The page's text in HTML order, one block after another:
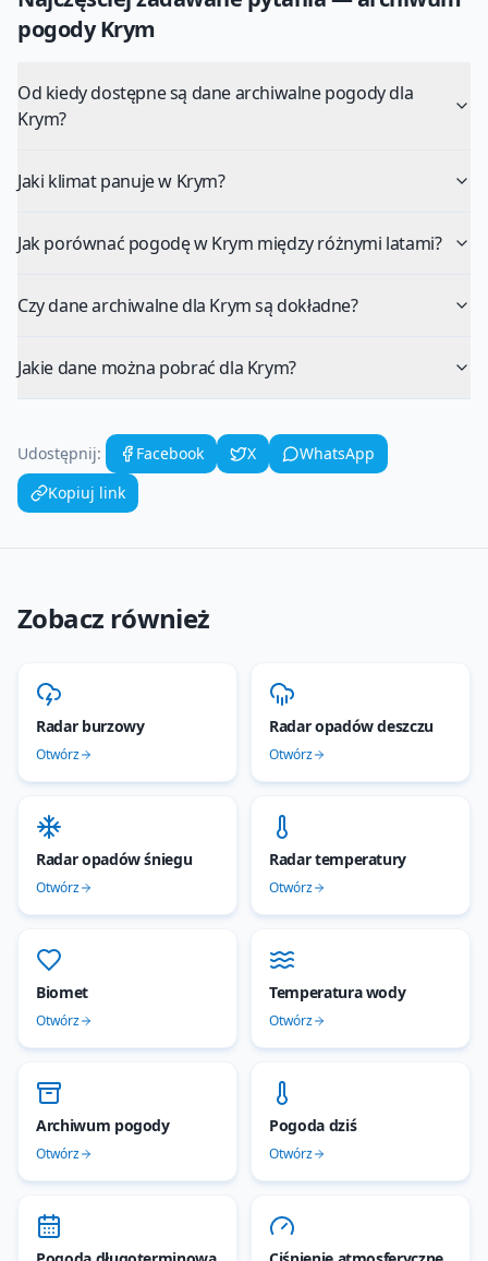
pogodyKrym
Od kiedy dostępne są dane archiwalne pogody dla
Krym?
Jaki klimat panuje w Krym?
Jak porównać pogodę w Krym między różnymi latami?
Czy dane archiwalne dla Krym są dokładne?
Jakie dane można pobrać dla Krym?
Udostępnij: Facebook X
WhatsApp
Kopiuj link
Zobacz również
Radar burzowy
Otwórz
Radar opadów deszczu
Otwórz
Radar opadów śniegu
Otwórz
Radar temperatury
Otwórz
Biomet
Otwórz
Temperatura wody
Otwórz
Archiwum pogody
Otwórz
Pogoda dziś
Otwórz